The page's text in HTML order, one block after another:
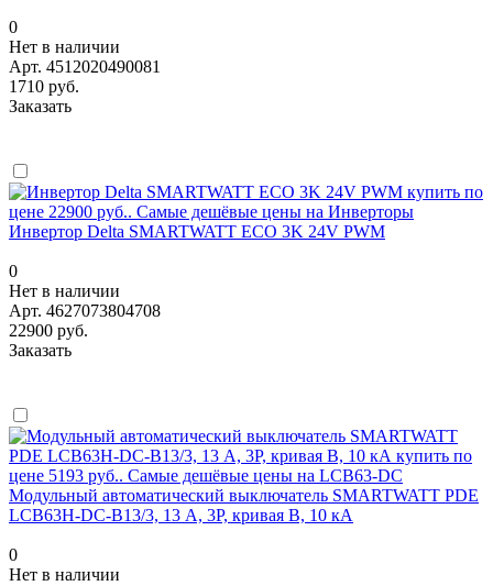
0
Нет в наличии
Арт. 4512020490081
1710 руб.
Заказать
Инвертор Delta SMARTWATT ECO 3K 24V PWM
0
Нет в наличии
Арт. 4627073804708
22900 руб.
Заказать
Модульный автоматический выключатель SMARTWATT PDE
LCB63H-DC-B13/3, 13 А, 3P, кривая B, 10 кА
0
Нет в наличии